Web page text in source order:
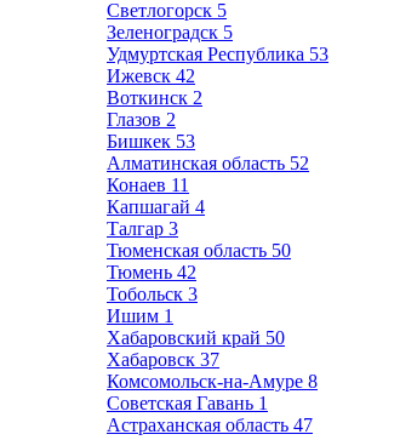
Светлогорск 5
Зеленоградск 5
Удмуртская Республика 53
Ижевск 42
Воткинск 2
Глазов 2
Бишкек 53
Алматинская область 52
Конаев 11
Капшагай 4
Талгар 3
Тюменская область 50
Тюмень 42
Тобольск 3
Ишим 1
Хабаровский край 50
Хабаровск 37
Комсомольск-на-Амуре 8
Советская Гавань 1
Астраханская область 47